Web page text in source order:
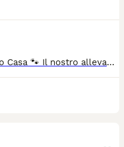
Tre Piccole Perle British Cercano Casa 🐾 Il nostro allevamento è lieto di presentare le figlie di Hurma, nate e cresciute in un ambiente familiare, circondate da amore e cure costanti. Cerchiamo per loro delle famiglie speciali, consapevoli e pronte ad accogliere la dolcezza e la riservatezza tipiche della razza British Shorthair. Le piccole saranno pronte per raggiungere le loro nuove case dopo aver completato il ciclo vaccinale e lo svezzamento. 🌸 Le Sorelline disponibili: La Bicolor (Blu e Bianco): Un perfetto equilibrio di eleganza e simmetria. Un mantello soffice e un carattere che sta sbocciando giorno dopo giorno. La Blu: La classica bellezza britannica. Un mantello grigio-blu profondo e vellutato, l'essenza dell'aristocrazia felina. La Panna e Fawn: Una combinazione di colori rara e delicata. Dai toni caldi e pastello, è una vera piccola rarità per amanti delle sfumature ricercate.